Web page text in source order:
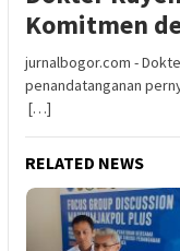
Komitmen
jurnalbogor.com -
penandatanganan
[…]
RELATED NEWS